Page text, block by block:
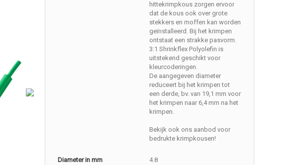
hittekrimpkous zorgen ervoor
dat de kous ook over grote
stekkers en moffen kan worden
geïnstalleerd. Bij het krimpen
ontstaat een strakke pasvorm.
3:1 Shrinkflex Polyolefin is
uitstekend geschikt voor
kleurcoderingen.
De aangegeven diameter
reduceert bij het krimpen tot
een derde, bv. van 19,1 mm voor
het krimpen naar 6,4 mm na het
krimpen.
Bekijk ook ons aanbod voor
bedrukte krimpkousen!
Diameter in mm 4.8